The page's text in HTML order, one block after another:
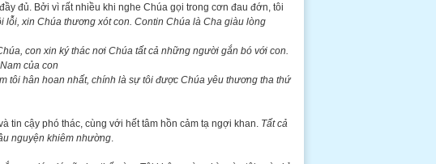
đủ. Bởi vì rất nhiều khi nghe Chúa gọi trong cơn đau đớn, tôi
lỗi, xin Chúa thương xót con. Contin Chúa là Cha giàu lòng
con xin ký thác nơi Chúa tất cả những người gắn bó với con.
của con
tôi hân hoan nhất, chính là sự tôi được Chúa yêu thương tha thứ
tin cậy phó thác, cùng với hết tâm hồn cảm tạ ngợi khan. Tất cả
nguyện khiêm nhường.